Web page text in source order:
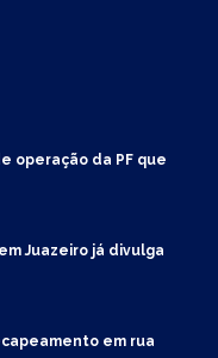
operação da PF que
Juazeiro já divulga
em rua